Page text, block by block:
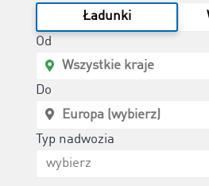
Ładunki
Od
Do
Typ nadwozia